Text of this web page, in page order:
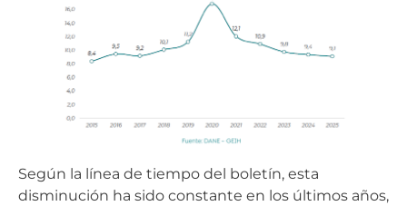
Según la línea de tiempo del boletín, esta
disminución ha sido constante en los últimos años,